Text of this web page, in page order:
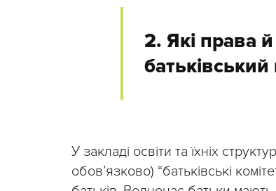
2. Які права
батьківський
У закладі освіти та їхніх
обов’язково) “батьківські